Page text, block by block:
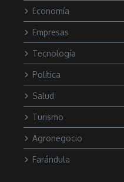
Economía
Empresas
Tecnología
Política
Salud
Turismo
Agronegocio
Farándula